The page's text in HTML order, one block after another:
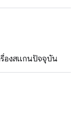
รื่องสแกนปัจจุบัน